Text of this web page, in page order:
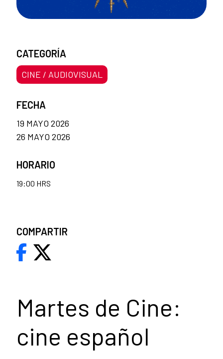
Martes de Cine:
cine español
CATEGORÍA
CINE / AUDIOVISUAL
FECHA
19 MAYO 2026
26 MAYO 2026
HORARIO
19:00 HRS
COMPARTIR